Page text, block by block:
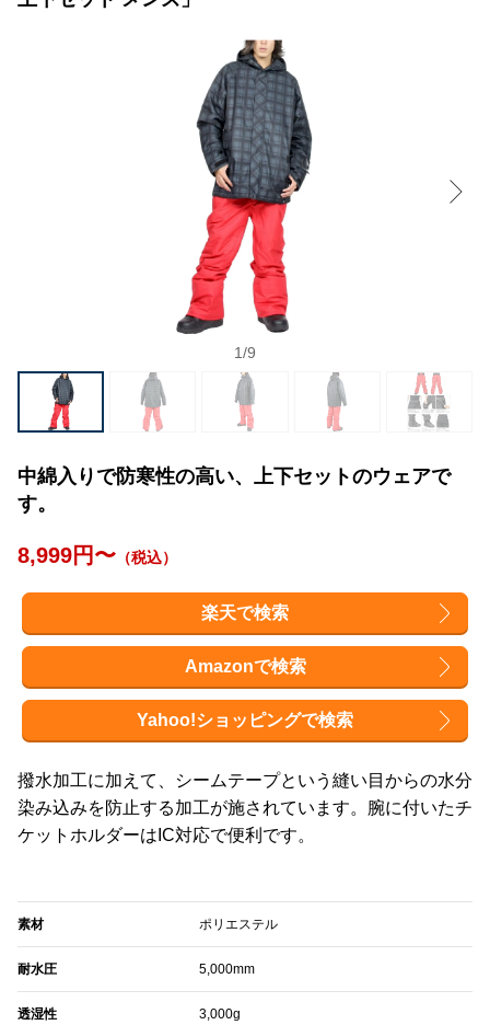
1/9
中綿入りで防寒性の高い、上下セットのウェアで
す。
8,999円〜 （税込）
楽天で検索
Amazonで検索
Yahoo!ショッピングで検索
撥水加工に加えて、シームテープという縫い目からの水分
染み込みを防止する加工が施されています。腕に付いたチ
ケットホルダーはIC対応で便利です。
素材 ポリエステル
耐水圧 5,000mm
透湿性 3,000g